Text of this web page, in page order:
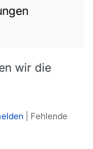
wir die
| Fehlende